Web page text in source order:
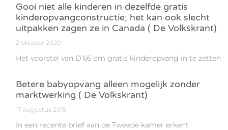
Gooi niet alle kinderen in dezelfde gratis
kinderopvangconstructie; het kan ook slecht
uitpakken zagen ze in Canada ( De Volkskrant)
2 oktober 2020
Het voorstel van D’66 om gratis kinderopvang in te zetten
Betere babyopvang alleen mogelijk zonder
marktwerking ( De Volkskrant)
17 augustus 2015
In een recente brief aan de Tweede kamer erkent